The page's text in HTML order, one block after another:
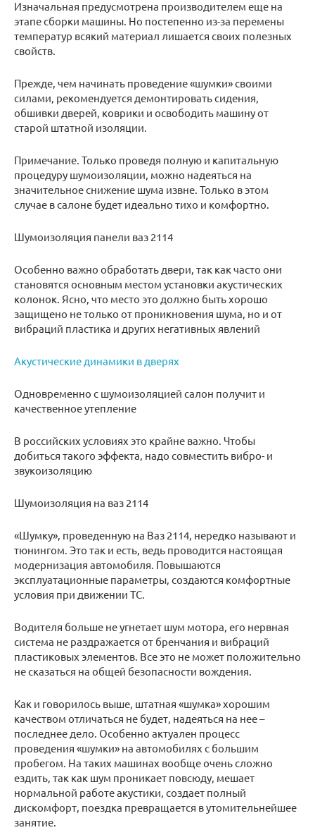
Изначальная предусмотрена производителем еще на
этапе сборки машины. Но постепенно из-за перемены
температур всякий материал лишается своих полезных
свойств.
Прежде, чем начинать проведение «шумки» своими
силами, рекомендуется демонтировать сидения,
обшивки дверей, коврики и освободить машину от
старой штатной изоляции.
Примечание. Только проведя полную и капитальную
процедуру шумоизоляции, можно надеяться на
значительное снижение шума извне. Только в этом
случае в салоне будет идеально тихо и комфортно.
Шумоизоляция панели ваз 2114
Особенно важно обработать двери, так как часто они
становятся основным местом установки акустических
колонок. Ясно, что место это должно быть хорошо
защищено не только от проникновения шума, но и от
вибраций пластика и других негативных явлений
Акустические динамики в дверях
Одновременно с шумоизоляцией салон получит и
качественное утепление
В российских условиях это крайне важно. Чтобы
добиться такого эффекта, надо совместить вибро- и
звукоизоляцию
Шумоизоляция на ваз 2114
«Шумку», проведенную на Ваз 2114, нередко называют и
тюнингом. Это так и есть, ведь проводится настоящая
модернизация автомобиля. Повышаются
эксплуатационные параметры, создаются комфортные
условия при движении ТС.
Водителя больше не угнетает шум мотора, его нервная
система не раздражается от бренчания и вибраций
пластиковых элементов. Все это не может положительно
не сказаться на общей безопасности вождения.
Как и говорилось выше, штатная «шумка» хорошим
качеством отличаться не будет, надеяться на нее –
последнее дело. Особенно актуален процесс
проведения «шумки» на автомобилях с большим
пробегом. На таких машинах вообще очень сложно
ездить, так как шум проникает повсюду, мешает
нормальной работе акустики, создает полный
дискомфорт, поездка превращается в утомительнейшее
занятие.